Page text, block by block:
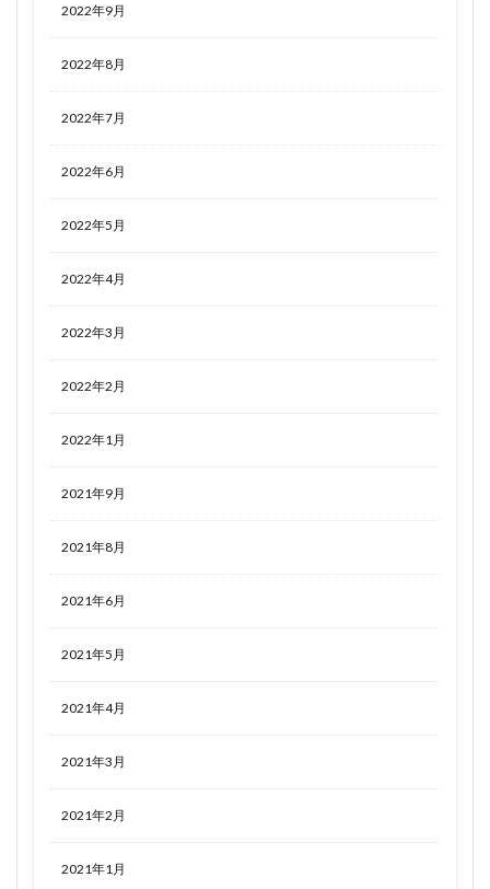
2022年9月
2022年8月
2022年7月
2022年6月
2022年5月
2022年4月
2022年3月
2022年2月
2022年1月
2021年9月
2021年8月
2021年6月
2021年5月
2021年4月
2021年3月
2021年2月
2021年1月